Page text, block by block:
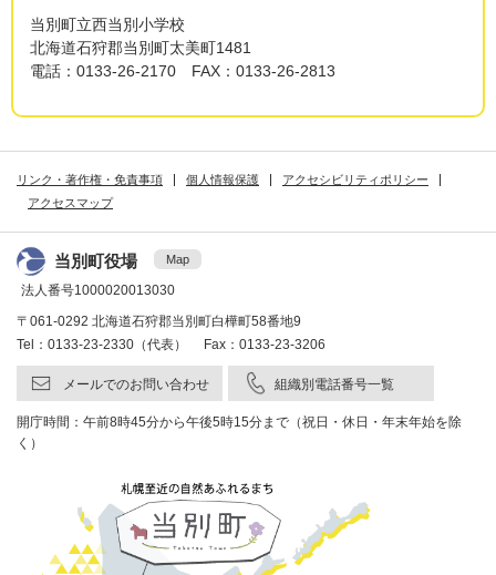
当別町立西当別小学校
北海道石狩郡当別町太美町1481
電話：0133-26-2170 FAX：0133-26-2813
リンク・著作権・免責事項 個人情報保護
アクセシビリティポリシー
アクセスマップ
当別町役場 Map
法人番号1000020013030
〒061-0292 北海道石狩郡当別町白樺町58番地9
Tel：0133-23-2330（代表） Fax：0133-23-3206
メールでのお問い合わせ 組織別電話番号一覧
開庁時間：午前8時45分から午後5時15分まで（祝日・休日・年末年始を除
く）